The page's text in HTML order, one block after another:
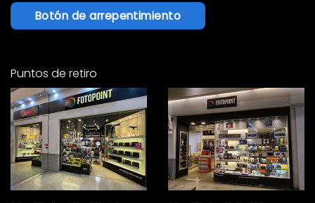
Botón de arrepentimiento
Puntos de retiro